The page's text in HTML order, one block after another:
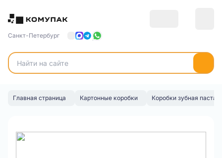
Санкт-Петербург
Главная страница Картонные коробки Коробки зубная паста